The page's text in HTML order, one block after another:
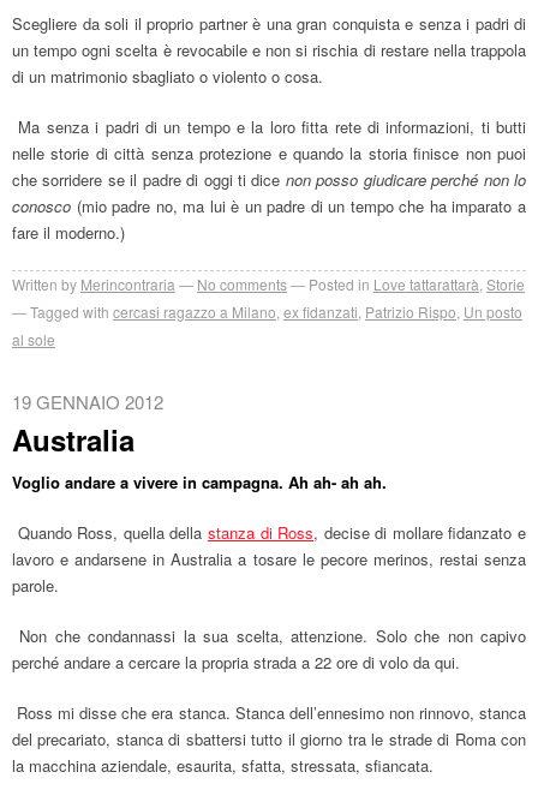
Scegliere da soli il proprio partner è una gran conquista e senza i padri di
un tempo ogni scelta è revocabile e non si rischia di restare nella trappola
di un matrimonio sbagliato o violento o cosa.
Ma senza i padri di un tempo e la loro fitta rete di informazioni, ti butti
nelle storie di città senza protezione e quando la storia finisce non puoi
che sorridere se il padre di oggi ti dice non posso giudicare perché non lo
conosco (mio padre no, ma lui è un padre di un tempo che ha imparato a
fare il moderno.)
Written by Merincontraria No comments Posted in Love tattarattarà Storie
Tagged with cercasi ragazzo a Milano ex fidanzati Patrizio Rispo Un posto
al sole
19 GENNAIO 2012
Australia
Voglio andare a vivere in campagna. Ah ah- ah ah.
Quando Ross, quella della stanza di Ross, decise di mollare fidanzato e
lavoro e andarsene in Australia a tosare le pecore merinos, restai senza
parole.
Non che condannassi la sua scelta, attenzione. Solo che non capivo
perché andare a cercare la propria strada a 22 ore di volo da qui.
Ross mi disse che era stanca. Stanca dell’ennesimo non rinnovo, stanca
del precariato, stanca di sbattersi tutto il giorno tra le strade di Roma con
la macchina aziendale, esaurita, sfatta, stressata, sfiancata.